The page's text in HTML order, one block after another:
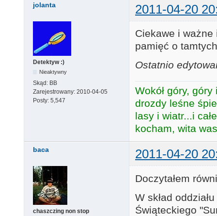
jolanta 2011-04-20
Detektyw :)
Nieaktywny
Skąd: BB
Zarejestrowany: 2010-04-05
Posty: 5,547
Ciekawe i ważne
pamięć o
Ostatnio
Wokół góry,
drozdy leśne
lasy i wiatr...i
kocham, wita
baca 2011-04-20
chaszczing non stop
Doczytałem
W skład
Świąteckiego